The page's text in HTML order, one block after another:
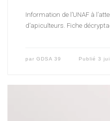
Information de l’UNAF à
d’apiculteurs. Fiche
par GDSA 39 Publié3